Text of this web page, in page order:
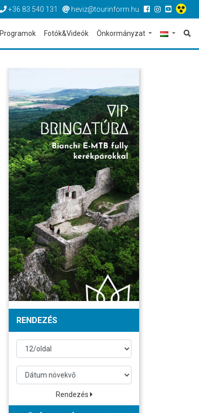
+36 83 540 131 heviz@tourinform.hu
Programok Fotók&Videók Önkormányzat
RENDEZÉS
Rendezés